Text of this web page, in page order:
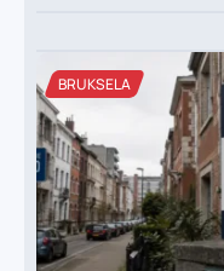
BRUKSELA